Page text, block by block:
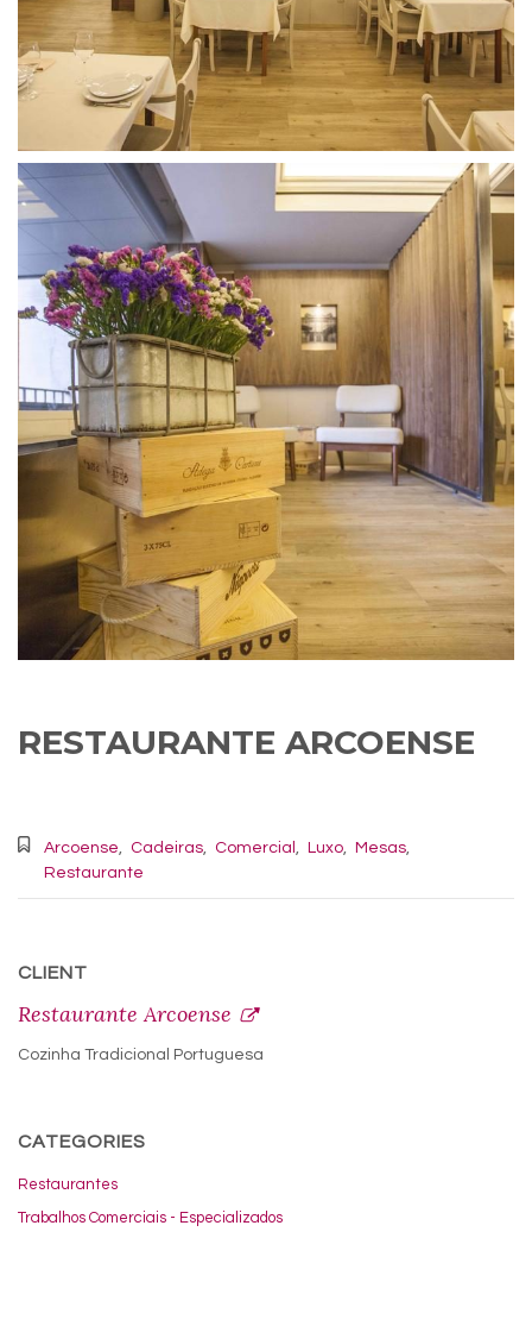
RESTAURANTE ARCOENSE
Arcoense Cadeiras Comercial Luxo Mesas
Restaurante
CLIENT
Restaurante Arcoense
Cozinha Tradicional Portuguesa
CATEGORIES
Restaurantes
Trabalhos Comerciais - Especializados